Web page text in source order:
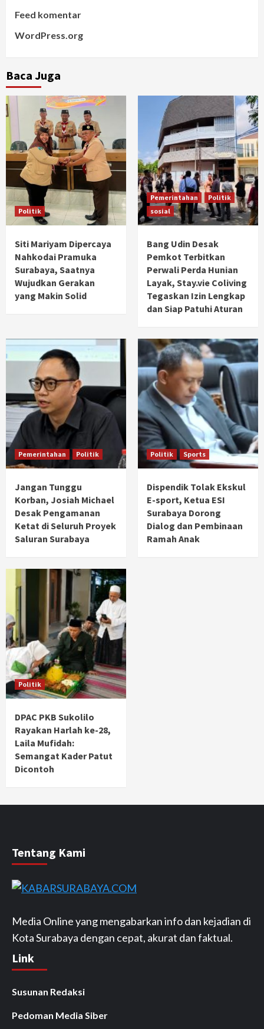
Feed komentar
WordPress.org
Baca Juga
Politik
Siti Mariyam Dipercaya
Nahkodai Pramuka
Surabaya, Saatnya
Wujudkan Gerakan
yang Makin Solid
Pemerintahan
Politik
sosial
Bang Udin Desak
Pemkot Terbitkan
Perwali Perda Hunian
Layak, Stay.vie Coliving
Tegaskan Izin Lengkap
dan Siap Patuhi Aturan
Pemerintahan Politik
Jangan Tunggu
Korban, Josiah Michael
Desak Pengamanan
Ketat di Seluruh Proyek
Saluran Surabaya
Politik Sports
Dispendik Tolak Ekskul
E-sport, Ketua ESI
Surabaya Dorong
Dialog dan Pembinaan
Ramah Anak
Politik
DPAC PKB Sukolilo
Rayakan Harlah ke-28,
Laila Mufidah:
Semangat Kader Patut
Dicontoh
Tentang Kami
Media Online yang mengabarkan info dan kejadian di
Kota Surabaya dengan cepat, akurat dan faktual.
Link
Susunan Redaksi
Pedoman Media Siber